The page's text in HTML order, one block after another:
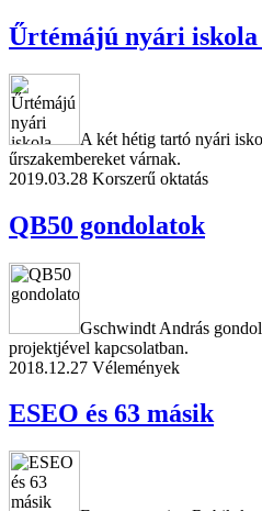
Űrtémájú nyári iskola
A két hétig tartó nyári
űrszakembereket várnak.
2019.03.28 Korszerű oktatás
QB50 gondolatok
Gschwindt András
projektjével kapcsolatban.
2018.12.27 Vélemények
ESEO és 63 másik